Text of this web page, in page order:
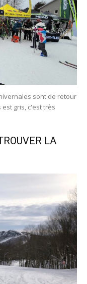
sont de retour
est gris, c'est très
LA